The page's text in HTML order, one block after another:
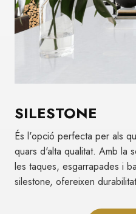
SILESTONE
És l'opció perfecta per als
quars d'alta qualitat. Amb la
les taques, esgarrapades i
silestone, ofereixen